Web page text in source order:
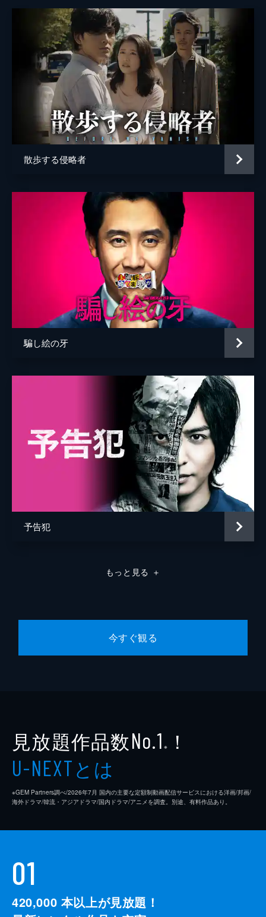
草野イニ
川村紗也
柳英里紗
荒木伸二
荒木伸二
渡邊琢磨
散歩する侵略者
騙し絵の牙
予告犯
もっと見る ＋
今すぐ観る
見放題作品数No.1 ※ ！
U-NEXTとは
※GEM Partners調べ/2026年7⽉ 国内の主要な定額制動画配信サービスにおける洋画/邦画/
海外ドラマ/韓流・アジアドラマ/国内ドラマ/アニメを調査。別途、有料作品あり。
01
420,000 本以上が見放題！